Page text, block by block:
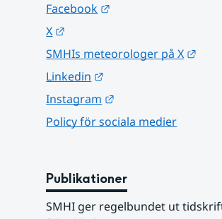
Facebook
X
SMHIs meteorologer på X
Linkedin
Instagram
Policy för sociala medier
Publikationer
SMHI ger regelbundet ut